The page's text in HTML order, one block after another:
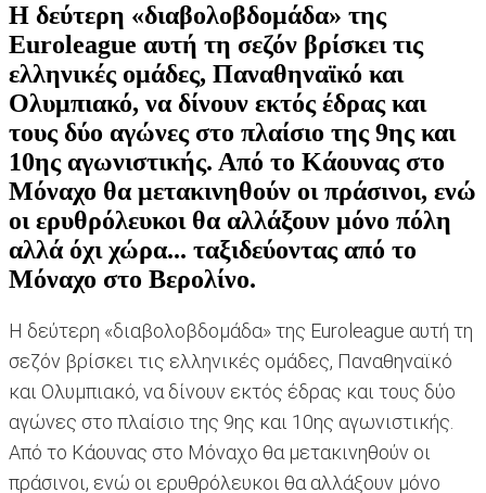
Η δεύτερη «διαβολοβδομάδα» της
Euroleague αυτή τη σεζόν βρίσκει τις
ελληνικές ομάδες, Παναθηναϊκό και
Ολυμπιακό, να δίνουν εκτός έδρας και
τους δύο αγώνες στο πλαίσιο της 9ης και
10ης αγωνιστικής. Από το Κάουνας στο
Μόναχο θα μετακινηθούν οι πράσινοι, ενώ
οι ερυθρόλευκοι θα αλλάξουν μόνο πόλη
αλλά όχι χώρα... ταξιδεύοντας από το
Μόναχο στο Βερολίνο.
Η δεύτερη «διαβολοβδομάδα» της Euroleague αυτή τη
σεζόν βρίσκει τις ελληνικές ομάδες, Παναθηναϊκό
και Ολυμπιακό, να δίνουν εκτός έδρας και τους δύο
αγώνες στο πλαίσιο της 9ης και 10ης αγωνιστικής.
Από το Κάουνας στο Μόναχο θα μετακινηθούν οι
πράσινοι, ενώ οι ερυθρόλευκοι θα αλλάξουν μόνο